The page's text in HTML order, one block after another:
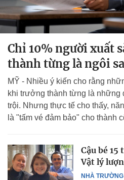
Chỉ 10% người xuất
thành từng là ngôi
MỸ - Nhiều ý kiến cho rằng
khi trưởng thành từng là những
trội. Nhưng thực tế cho thấy,
là "tấm vé đảm bảo" cho thành
NHÀ TRƯỜNG
Cậu bé
Vật lý